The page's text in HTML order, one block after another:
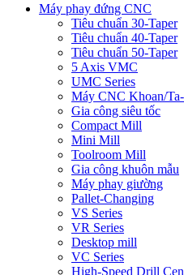
Máy phay đứng CNC
Tiêu chuẩn 30-Taper
Tiêu chuẩn 40-Taper
Tiêu chuẩn 50-Taper
5 Axis VMC
UMC Series
Máy CNC Khoan/
Gia công siêu tốc
Compact Mill
Mini Mill
Toolroom Mill
Gia công khuôn mẫu
Máy phay giường
Pallet-Changing
VS Series
VR Series
Desktop mill
VC Series
High-Speed Drill